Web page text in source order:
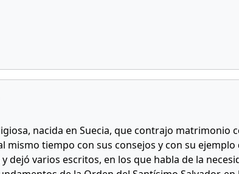
nacida en Suecia, que contrajo matrimonio
mismo tiempo con sus consejos y con su
dejó varios escritos, en los que habla de la